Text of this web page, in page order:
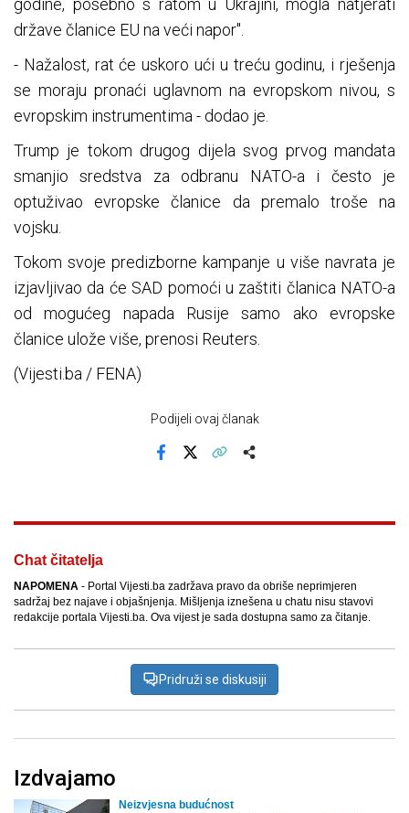
godine, posebno s ratom u Ukrajini, mogla natjerati
države članice EU na veći napor".
- Nažalost, rat će uskoro ući u treću godinu, i rješenja
se moraju pronaći uglavnom na evropskom nivou, s
evropskim instrumentima - dodao je.
Trump je tokom drugog dijela svog prvog mandata
smanjio sredstva za odbranu NATO-a i često je
optuživao evropske članice da premalo troše na
vojsku.
Tokom svoje predizborne kampanje u više navrata je
izjavljivao da će SAD pomoći u zaštiti članica NATO-a
od mogućeg napada Rusije samo ako evropske
članice ulože više, prenosi Reuters.
(Vijesti.ba / FENA)
Podijeli ovaj članak
Chat čitatelja
NAPOMENA - Portal Vijesti.ba zadržava pravo da obriše neprimjeren
sadržaj bez najave i objašnjenja. Mišljenja iznešena u chatu nisu stavovi
redakcije portala Vijesti.ba. Ova vijest je sada dostupna samo za čitanje.
Pridruži se diskusiji
Izdvajamo
Neizvjesna budućnost